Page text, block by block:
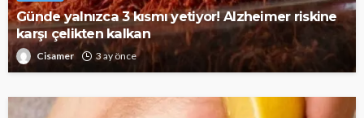
Günde yalnızca 3 kısmı yetiyor! Alzheimer riskine
karşı çelikten kalkan
Cisamer 3 ay önce